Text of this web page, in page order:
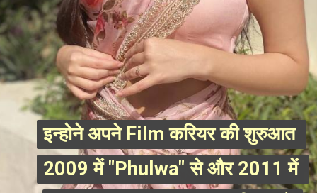
इन्होने अपने Film करियर की शुरुआत
2009 में "Phulwa" से और 2011 में
इन्होने अपने Film करियर की शुरुआत
2009 में "Phulwa" से और 2011 में